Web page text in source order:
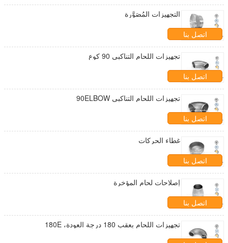
التجهيزات المُصَوَّرة
اتصل بنا
تجهيزات اللحام التناكبي 90 كوع
اتصل بنا
تجهيزات اللحام التناكبي 90ELBOW
اتصل بنا
غطاء الحركات
اتصل بنا
إصلاحات لحام المؤخرة
اتصل بنا
تجهيزات اللحام بعقب 180 درجة العودة، 180E